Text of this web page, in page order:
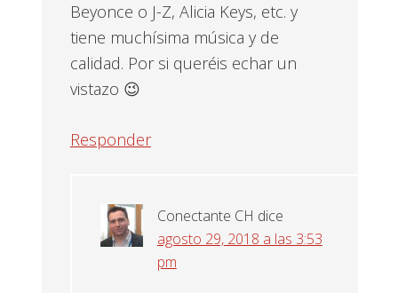
Beyonce o J-Z, Alicia Keys, etc. y
tiene muchísima música y de
calidad. Por si queréis echar un
vistazo 😉
Responder
Conectante CH dice
agosto 29, 2018 a las 3:53
pm